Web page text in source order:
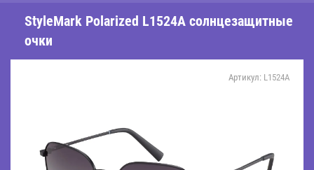
StyleMark Polarized L1524A солнцезащитные
очки
Артикул: L1524A